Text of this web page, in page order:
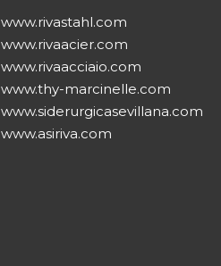
www.rivastahl.com
www.rivaacier.com
www.rivaacciaio.com
www.thy-marcinelle.com
www.siderurgicasevillana.com
www.asiriva.com